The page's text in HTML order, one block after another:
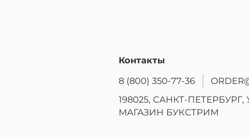
Контакты
8 (800) 350-77-36
198025, САНКТ-ПЕТЕРБУРГ,
МАГАЗИН БУКСТРИМ